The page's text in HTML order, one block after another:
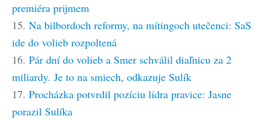
premiéra prijmem
15. Na bilbordoch reformy, na mítingoch utečenci: SaS
ide do volieb rozpoltená
16. Pár dní do volieb a Smer schválil diaľnicu za 2
miliardy. Je to na smiech, odkazuje Sulík
17. Procházka potvrdil pozíciu lídra pravice: Jasne
porazil Sulíka